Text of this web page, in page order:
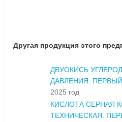
Другая продукция этого
ДВУОКИСЬ
ДАВЛЕНИЯ.
2025 год
КИСЛОТА СЕРНАЯ
ТЕХНИЧЕСКАЯ.